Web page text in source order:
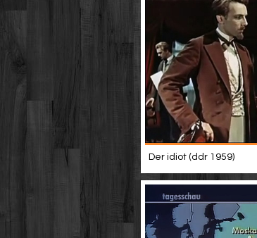
Der idiot (ddr 1959)